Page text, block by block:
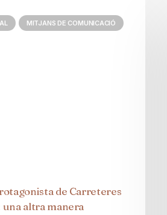
MITJANS DE COMUNICACIÓ
de Carreteres
una altra manera